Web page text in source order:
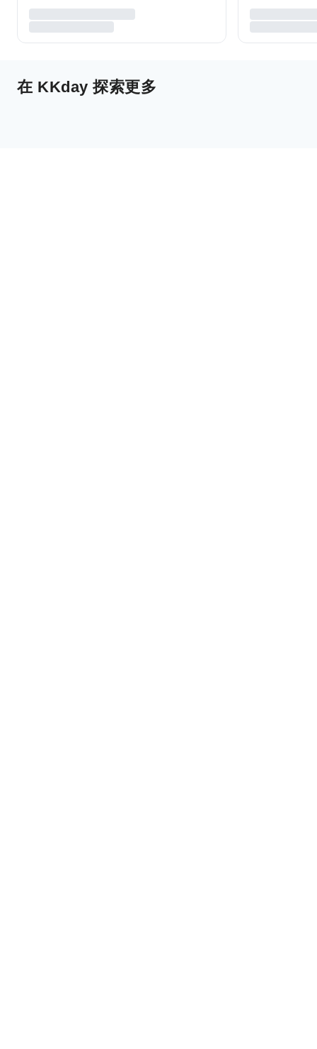
在 KKday 探索更多